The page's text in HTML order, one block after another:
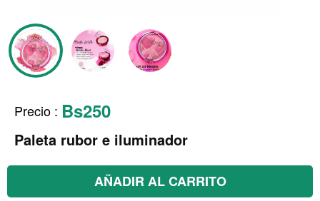
Precio : Bs250
Paleta rubor e iluminador
AÑADIR AL CARRITO